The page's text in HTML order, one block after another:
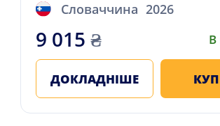
Словаччина 2026
9 015 ₴ В
ДОКЛАДНІШЕ